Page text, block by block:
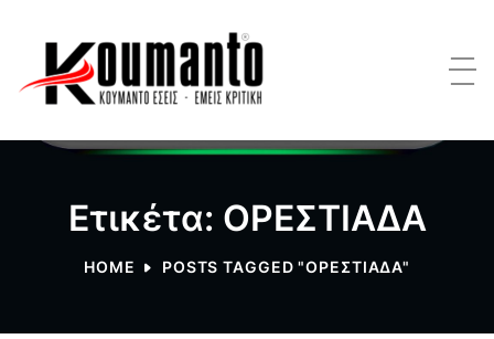
Ετικέτα: ΟΡΕΣΤΙΑΔΑ
HOME POSTS TAGGED "ΟΡΕΣΤΙΑΔΑ"